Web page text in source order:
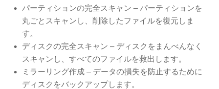
パーティションの完全スキャン – パーティションを
丸ごとスキャンし、削除したファイルを復元しま
す。
ディスクの完全スキャン – ディスクをまんべんなく
スキャンし、すべてのファイルを救出します。
ミラーリング作成 – データの損失を防止するために
ディスクをバックアップします。